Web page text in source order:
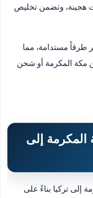
هجينة، وتضمن تخليص
طرقاً مستدامة، مما
مكة المكرمة أو شحن
إلى
إلى تركيا بناءً على